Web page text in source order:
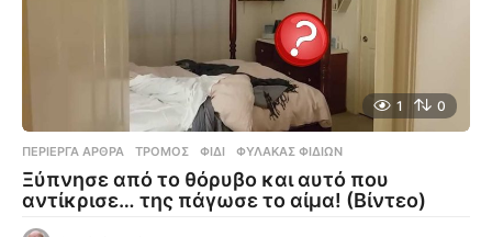
1 0
ΠΕΡΊΕΡΓΑ ΆΡΘΡΑ ΤΡΌΜΟΣ ,ΦΊΔΙ ,ΦΎΛΑΚΑΣ ΦΙΔΙΏΝ
Ξύπνησε από το θόρυβο και αυτό που
αντίκρισε… της πάγωσε το αίμα! (Βίντεο)